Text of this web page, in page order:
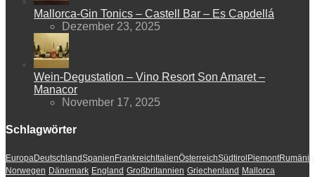
Mallorca-Gin Tonics – Castell Bar – Es Capdellá
Dezember 23, 2025
Wein-Degustation – Vino Resort Son Amaret –
Manacor
November 17, 2025
Schlagwörter
EuropaDeutschlandSpanien Frankreich ItalienÖsterreichSüdtirol Piemont
Norwegen Dänemark England Großbritannien Griechenland Mallorca